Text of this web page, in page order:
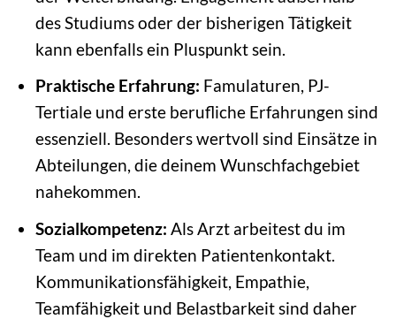
des Studiums oder der bisherigen Tätigkeit
kann ebenfalls ein Pluspunkt sein.
Praktische Erfahrung: Famulaturen, PJ-
Tertiale und erste berufliche Erfahrungen sind
essenziell. Besonders wertvoll sind Einsätze in
Abteilungen, die deinem Wunschfachgebiet
nahekommen.
Sozialkompetenz: Als Arzt arbeitest du im
Team und im direkten Patientenkontakt.
Kommunikationsfähigkeit, Empathie,
Teamfähigkeit und Belastbarkeit sind daher